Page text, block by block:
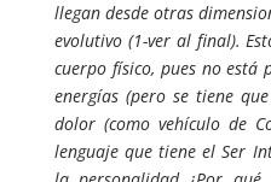
llegan desde otras
evolutivo (1-ver al final).
cuerpo físico, pues no
energías (pero se tiene
dolor (como vehículo de
lenguaje que tiene el Ser